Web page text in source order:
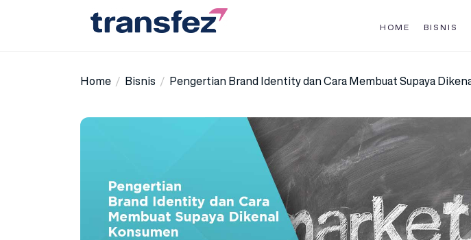
HOME BISNIS
Home Bisnis Pengertian Brand Identity dan Cara Membuat Supaya